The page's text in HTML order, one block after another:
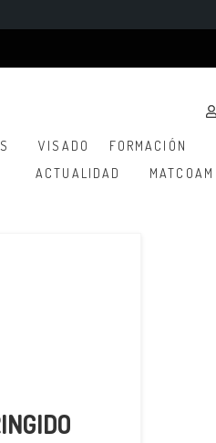
VISADO FORMACIÓN
ACTUALIDAD
MATCOAM